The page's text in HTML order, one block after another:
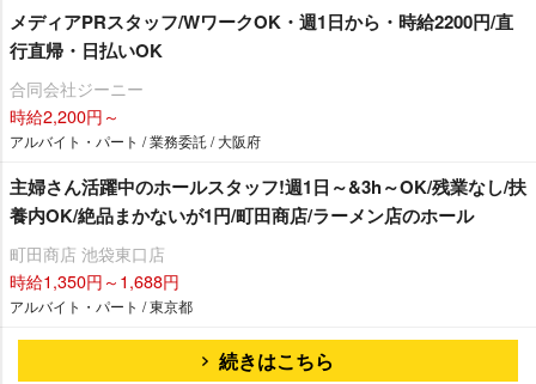
メディアPRスタッフ/WワークOK・週1日から・時給2200円/直
行直帰・日払いOK
合同会社ジーニー
時給2,200円～
アルバイト・パート / 業務委託 / 大阪府
主婦さん活躍中のホールスタッフ!週1日～&3h～OK/残業なし/扶
養内OK/絶品まかないが1円/町田商店/ラーメン店のホール
町田商店 池袋東口店
時給1,350円～1,688円
アルバイト・パート / 東京都
続きはこちら